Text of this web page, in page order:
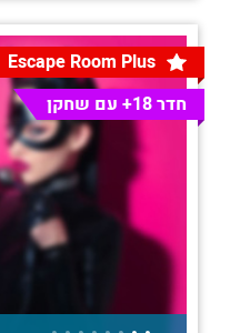
Escape Room Plus
חדר 18+ עם שחקן